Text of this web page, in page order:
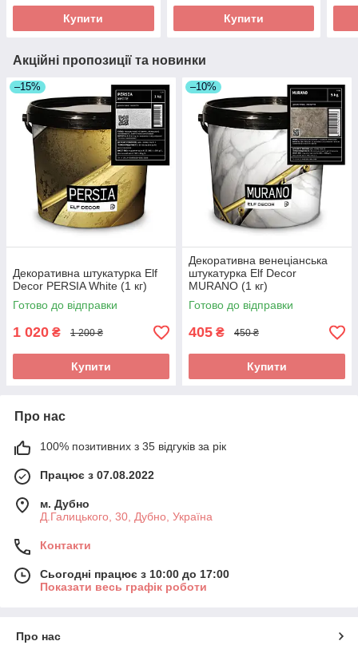
Купити Купити
Акційні пропозиції та новинки
–15%
Декоративна штукатyрка Elf
Decor PERSIA White (1 кг)
Готово до відправки
1 020 ₴ 1 200 ₴
Купити
–10%
Декоративна венеціанська
штукатyрка Elf Decor
MURANO (1 кг)
Готово до відправки
405 ₴ 450 ₴
Купити
Про нас
100% позитивних з 35 відгуків за рік
Працює з 07.08.2022
м. Дубно
Д.Галицького, 30, Дубно, Україна
Контакти
Сьогодні працює з 10:00 до 17:00
Показати весь графік роботи
Про нас